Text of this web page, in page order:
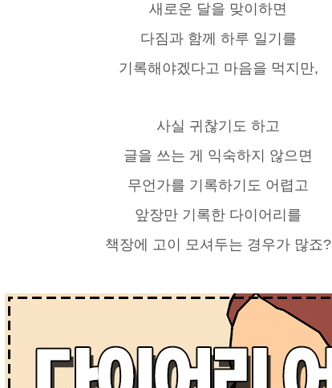
새로운 달을 맞이하면
다짐과 함께 하루 일기를
기록해야겠다고 마음을 먹지만,
사실 귀찮기도 하고
글을 쓰는 게 익숙하지 않으면
무언가를 기록하기도 어렵고
앞장만 기록한 다이어리를
책장에 고이 모셔두는 경우가 많죠?